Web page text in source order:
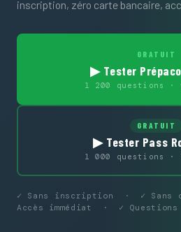
inscription, zéro carte bancaire,
GRATUIT
▶ Tester
1 200 questions ·
GRATUIT
▶ Tester Pass
1 000 questions ·
✓ Sans inscription · ✓ Sans
Accès immédiat · ✓